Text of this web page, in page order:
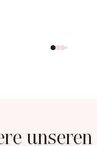
unseren